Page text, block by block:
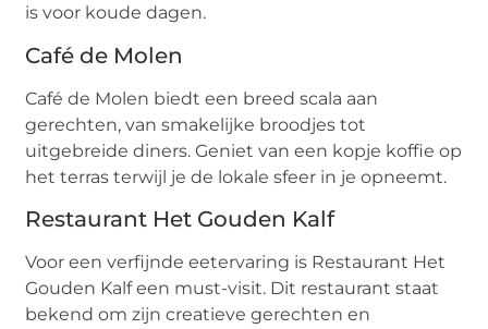
is voor koude dagen.
Café de Molen
Café de Molen biedt een breed scala aan
gerechten, van smakelijke broodjes tot
uitgebreide diners. Geniet van een kopje koffie op
het terras terwijl je de lokale sfeer in je opneemt.
Restaurant Het Gouden Kalf
Voor een verfijnde eetervaring is Restaurant Het
Gouden Kalf een must-visit. Dit restaurant staat
bekend om zijn creatieve gerechten en